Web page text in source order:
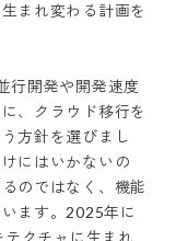
まれ変わる計画を
行開発や開発速度
、クラウド移行を
方針を選びまし
にはいかないの
のではなく、機能
ます。2025年に
クチャに生まれ